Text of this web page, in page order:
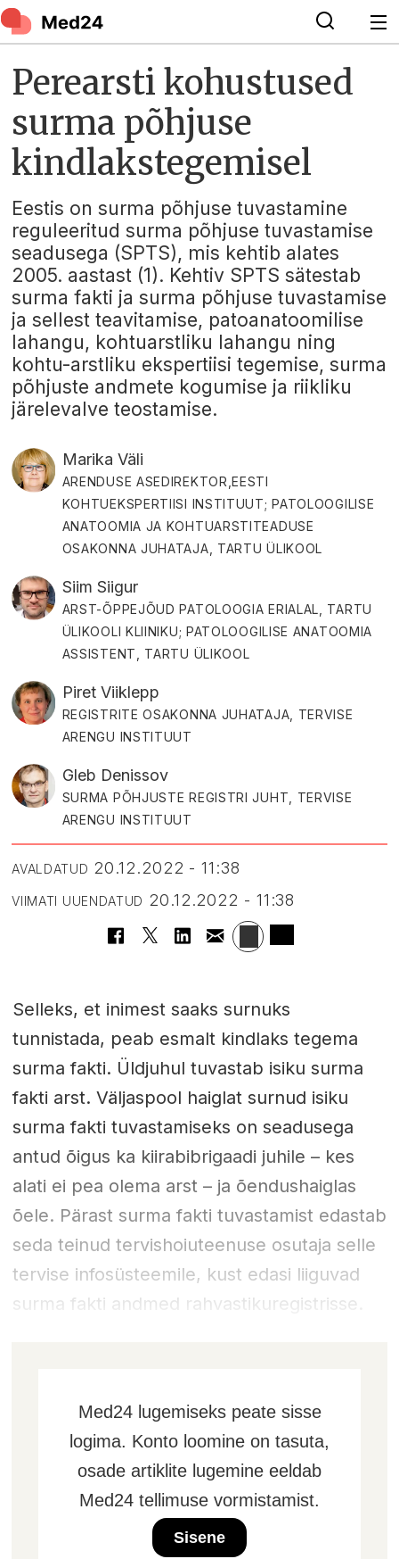
Perearsti kohustused
surma põhjuse
kindlakstegemisel
Eestis on surma põhjuse tuvastamine
reguleeritud surma põhjuse tuvastamise
seadusega (SPTS), mis kehtib alates
2005. aastast (1). Kehtiv SPTS sätestab
surma fakti ja surma põhjuse tuvastamise
ja sellest teavitamise, patoanatoomilise
lahangu, kohtuarstliku lahangu ning
kohtu-arstliku ekspertiisi tegemise, surma
põhjuste andmete kogumise ja riikliku
järelevalve teostamise.
Marika Väli
ARENDUSE ASEDIREKTOR,EESTI
KOHTUEKSPERTIISI INSTITUUT; PATOLOOGILISE
ANATOOMIA JA KOHTUARSTITEADUSE
OSAKONNA JUHATAJA, TARTU ÜLIKOOL
Siim Siigur
ARST-ÕPPEJÕUD PATOLOOGIA ERIALAL, TARTU
ÜLIKOOLI KLIINIKU; PATOLOOGILISE ANATOOMIA
ASSISTENT, TARTU ÜLIKOOL
Piret Viiklepp
REGISTRITE OSAKONNA JUHATAJA, TERVISE
ARENGU INSTITUUT
Gleb Denissov
SURMA PÕHJUSTE REGISTRI JUHT, TERVISE
ARENGU INSTITUUT
AVALDATUD 20.12.2022 - 11:38
VIIMATI UUENDATUD 20.12.2022 - 11:38
Selleks, et inimest saaks surnuks
tunnistada, peab esmalt kindlaks tegema
surma fakti. Üldjuhul tuvastab isiku surma
fakti arst. Väljaspool haiglat surnud isiku
surma fakti tuvastamiseks on seadusega
antud õigus ka kiirabibrigaadi juhile – kes
alati ei pea olema arst – ja õendushaiglas
õele. Pärast surma fakti tuvastamist edastab
seda teinud tervishoiuteenuse osutaja selle
tervise infosüsteemile, kust edasi liiguvad
surma fakti andmed rahvastikuregistrisse.
Med24 lugemiseks peate sisse
logima. Konto loomine on tasuta,
osade artiklite lugemine eeldab
Med24 tellimuse vormistamist.
Sisene